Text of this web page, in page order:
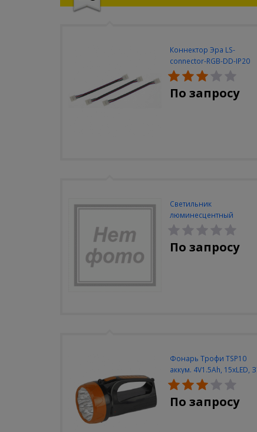
Коннектор Эра LS-
connector-RGB-DD-IP20
(3шт/уп)
По запросу
Светильник
люминесцентный
Navigator NEL-A2-E130-T4-
840/WH
По запросу
Фонарь Трофи TSP10
аккум. 4V1.5Ah, 15xLED,
вилка 220V
По запросу